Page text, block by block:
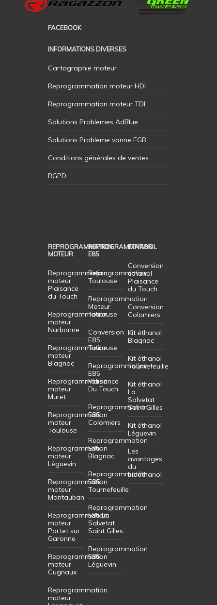
FACEBOOK
INFORMATIONS DIVERSES
Cartographie moteur
Reprogrammation moteur HDI
Reprogrammation moteur TDI
Solutions Problemes AdBlue
Solutions Probleme vanne EGR
Conditions générales de ventes
RGPD
REPROGRAMMATION
MOTEUR
Reprogrammation
moteur
Plaisance
du Touch
Reprogrammation
moteur
Narbonne
Reprogrammation
moteur
Blagnac
Reprogrammation
moteur
Muret
Reprogrammation
moteur
Toulouse
Reprogrammation
moteur
Léguevin
Reprogrammation
moteur
Montauban
Reprogrammation
moteur
Portet sur
Garonne
Reprogrammation
moteur
Cugnaux
Reprogrammation
moteur
REPROGRAMMATION
E85
Reprogrammation
Toulouse
Reprogrammation
Moteur
Toulouse
Conversion
E85
Toulouse
Reprogrammation
E85
Plaisance
Du Touch
Reprogrammation
E85
Colomiers
Reprogrammation
E85
Blagnac
Reprogrammation
E85
Tournefeuille
Reprogrammation
E85 La
Salvetat
Saint Gilles
Reprogrammation
E85
Léguevin
ETHANOL
Conversion
éthanol
Plaisance
du Touch
Conversion
Colomiers
Kit éthanol
Blagnac
Kit éthanol
Tournefeuille
Kit éthanol
La
Salvetat
Saint Gilles
Kit éthanol
Léguevin
Les
avantages
du
bioéthanol